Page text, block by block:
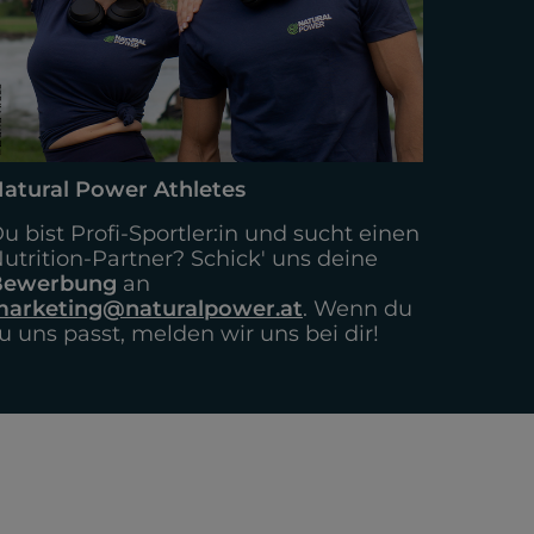
Power Athletes
bist Profi-Sportler:in und sucht einen
Partner? Schick' uns deine
an
. Wenn du
uns passt, melden wir uns bei dir!